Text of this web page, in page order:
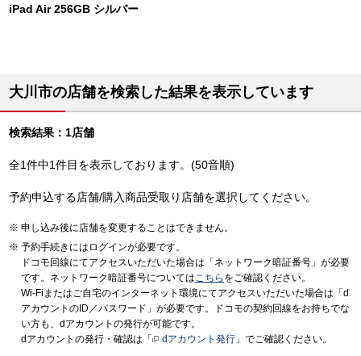
iPad Air 256GB シルバー
大川市の店舗を検索した結果を表示しています
検索結果：1店舗
全1件中1件目を表示しております。(50音順)
予約申込する店舗/購入商品受取り店舗を選択してください。
申し込み後に店舗を変更することはできません。
予約手続きにはログインが必要です。
ドコモ回線にてアクセスいただいた場合は「ネットワーク暗証番号」が必要
です。ネットワーク暗証番号についてはこちら をご確認ください。
Wi-Fiまたはご自宅のインターネット環境にてアクセスいただいた場合は「d
アカウントのID／パスワード」が必要です。ドコモの契約回線をお持ちでな
い方も、dアカウントの発行が可能です。
dアカウントの発行・確認は「
dアカウント発行 」でご確認ください。